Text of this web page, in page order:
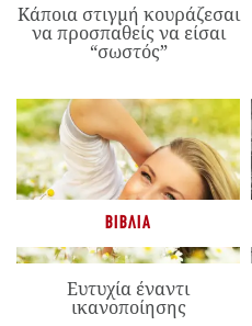
Κάποια στιγμή κουράζεσαι
να προσπαθείς να είσαι
“σωστός”
ΒΙΒΛΊΑ
Ευτυχία έναντι
ικανοποίησης